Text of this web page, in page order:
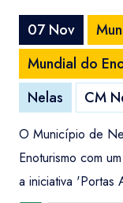
07 Nov
Mundial do
Nelas
CM
O Município de
Enoturismo com
a iniciativa 'Portas